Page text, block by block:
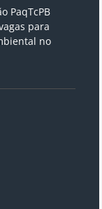
PaqTcPB
para
no